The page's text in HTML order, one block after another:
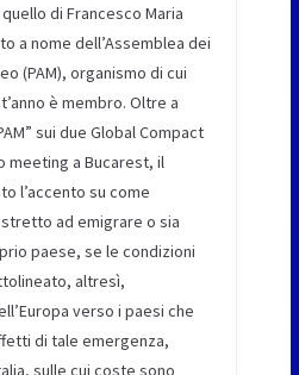
di Francesco Maria
a nome dell’Assemblea dei
(PAM), organismo di cui
è membro. Oltre a
sui due Global Compact
meeting a Bucarest, il
l’accento su come
ad emigrare o sia
paese, se le condizioni
altresì,
verso i paesi che
di tale emergenza,
sulle cui coste sono